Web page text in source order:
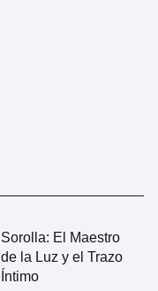
Sorolla: El Maestro
de la Luz y el Trazo
Íntimo